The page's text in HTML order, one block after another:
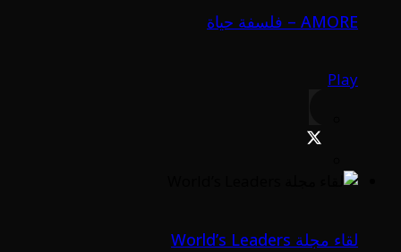
AMORE – فلسفة حياة
Play
لقاء مجلة World’s Leaders